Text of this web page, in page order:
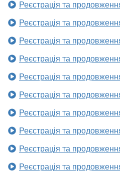
Реєстрація та
Реєстрація та
Реєстрація та
Реєстрація та
Реєстрація та
Реєстрація та
Реєстрація та
Реєстрація та
Реєстрація та
Реєстрація та